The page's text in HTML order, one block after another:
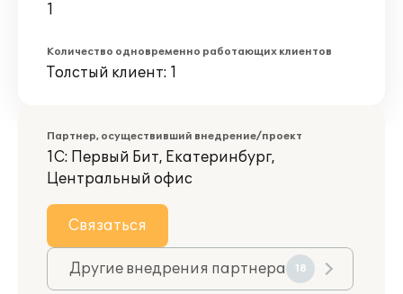
1
Количество одновременно работающих клиентов
Толстый клиент: 1
Партнер, осуществивший внедрение/проект
1С: Первый Бит, Екатеринбург,
Центральный офис
Связаться
Другие внедрения партнера 18